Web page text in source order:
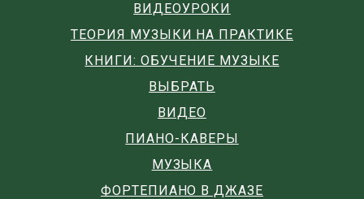
ВИДЕОУРОКИ
ТЕОРИЯ МУЗЫКИ НА ПРАКТИКЕ
КНИГИ: ОБУЧЕНИЕ МУЗЫКЕ
ВЫБРАТЬ
ВИДЕО
ПИАНО-КАВЕРЫ
МУЗЫКА
ФОРТЕПИАНО В ДЖАЗЕ